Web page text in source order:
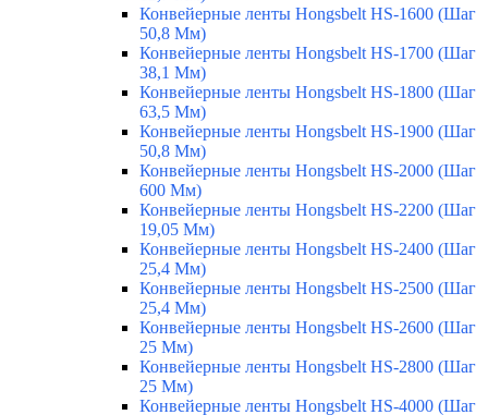
Конвейерные ленты Hongsbelt HS-1600 (Шаг
50,8 Мм)
Конвейерные ленты Hongsbelt HS-1700 (Шаг
38,1 Мм)
Конвейерные ленты Hongsbelt HS-1800 (Шаг
63,5 Мм)
Конвейерные ленты Hongsbelt HS-1900 (Шаг
50,8 Мм)
Конвейерные ленты Hongsbelt HS-2000 (Шаг
600 Мм)
Конвейерные ленты Hongsbelt HS-2200 (Шаг
19,05 Мм)
Конвейерные ленты Hongsbelt HS-2400 (Шаг
25,4 Мм)
Конвейерные ленты Hongsbelt HS-2500 (Шаг
25,4 Мм)
Конвейерные ленты Hongsbelt HS-2600 (Шаг
25 Мм)
Конвейерные ленты Hongsbelt HS-2800 (Шаг
25 Мм)
Конвейерные ленты Hongsbelt HS-4000 (Шаг